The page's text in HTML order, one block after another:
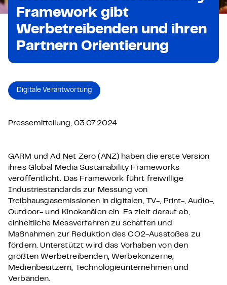
Framework gibt
Werbetreibenden und ihren
Partnern Orientierung
Digitale Verantwortung
Pressemitteilung, 03.07.2024
GARM und Ad Net Zero (ANZ) haben die erste Version
ihres Global Media Sustainability Frameworks
veröffentlicht. Das Framework führt freiwillige
Industriestandards zur Messung von
Treibhausgasemissionen in digitalen, TV-, Print-, Audio-,
Outdoor- und Kinokanälen ein. Es zielt darauf ab,
einheitliche Messverfahren zu schaffen und
Maßnahmen zur Reduktion des CO2-Ausstoßes zu
fördern. Unterstützt wird das Vorhaben von den
größten Werbetreibenden, Werbekonzerne,
Medienbesitzern, Technologieunternehmen und
Verbänden.